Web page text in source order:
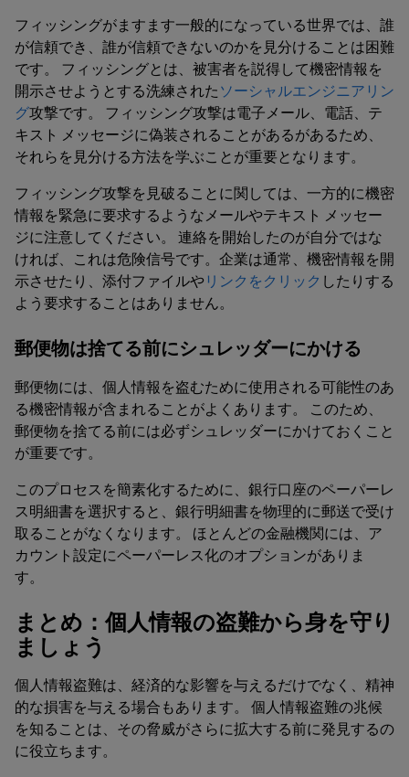
フィッシングがますます一般的になっている世界では、誰
が信頼でき、誰が信頼できないのかを見分けることは困難
です。 フィッシングとは、被害者を説得して機密情報を
開示させようとする洗練された ソーシャルエンジニアリン
グ攻撃です。 フィッシング攻撃は電子メール、電話、テ
キスト メッセージに偽装されることがあるがあるため、
それらを見分ける方法を学ぶことが重要となります。
フィッシング攻撃を見破ることに関しては、一方的に機密
情報を緊急に要求するようなメールやテキスト メッセー
ジに注意してください。 連絡を開始したのが自分ではな
ければ、これは危険信号です。企業は通常、機密情報を開
示させたり、添付ファイルや リンクをクリック したりする
よう要求することはありません。
郵便物は捨てる前にシュレッダーにかける
郵便物には、個人情報を盗むために使用される可能性のあ
る機密情報が含まれることがよくあります。 このため、
郵便物を捨てる前には必ずシュレッダーにかけておくこと
が重要です。
このプロセスを簡素化するために、銀行口座のペーパーレ
ス明細書を選択すると、銀行明細書を物理的に郵送で受け
取ることがなくなります。 ほとんどの金融機関には、ア
カウント設定にペーパーレス化のオプションがありま
す。
まとめ：個人情報の盗難から身を守り
ましょう
個人情報盗難は、経済的な影響を与えるだけでなく、精神
的な損害を与える場合もあります。 個人情報盗難の兆候
を知ることは、その脅威がさらに拡大する前に発見するの
に役立ちます。